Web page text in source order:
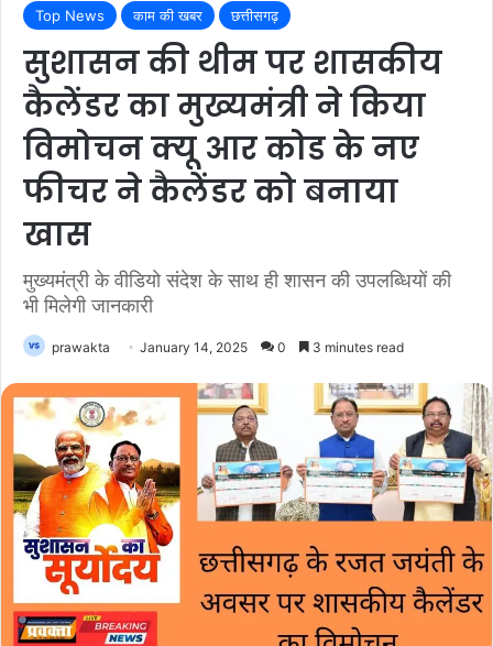
Top News
काम की खबर छत्तीसगढ़
सुशासन की थीम पर शासकीय
कैलेंडर का मुख्यमंत्री ने किया
विमोचन क्यू आर कोड के नए
फीचर ने कैलेंडर को बनाया
खास
मुख्यमंत्री के वीडियो संदेश के साथ ही शासन की उपलब्धियों की
भी मिलेगी जानकारी
prawakta January 14, 2025 0 3 minutes read